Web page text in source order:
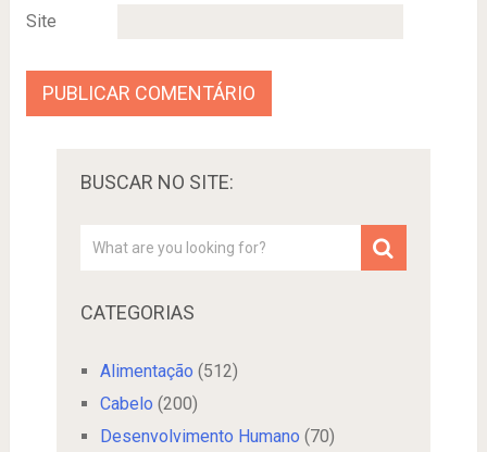
Site
BUSCAR NO SITE:
CATEGORIAS
Alimentação (512)
Cabelo (200)
Desenvolvimento Humano (70)